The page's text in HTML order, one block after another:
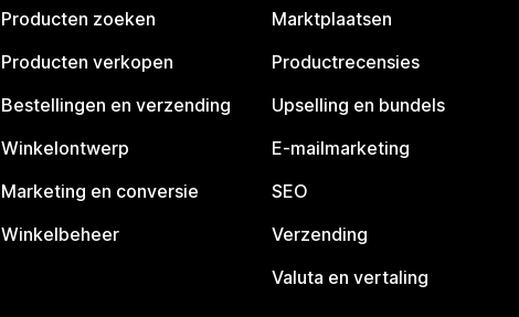
Producten zoeken
Producten verkopen
Bestellingen en verzending
Winkelontwerp
Marketing en conversie
Winkelbeheer
Marktplaatsen
Productrecensies
Upselling en bundels
E-mailmarketing
SEO
Verzending
Valuta en vertaling